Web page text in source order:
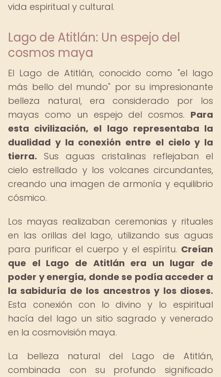
vida espiritual y cultural.
Lago de Atitlán: Un espejo del
cosmos maya
El Lago de Atitlán, conocido como "el lago
más bello del mundo" por su impresionante
belleza natural, era considerado por los
mayas como un espejo del cosmos. Para
esta civilización, el lago representaba la
dualidad y la conexión entre el cielo y la
tierra. Sus aguas cristalinas reflejaban el
cielo estrellado y los volcanes circundantes,
creando una imagen de armonía y equilibrio
cósmico.
Los mayas realizaban ceremonias y rituales
en las orillas del lago, utilizando sus aguas
para purificar el cuerpo y el espíritu. Creían
que el Lago de Atitlán era un lugar de
poder y energía, donde se podía acceder a
la sabiduría de los ancestros y los dioses.
Esta conexión con lo divino y lo espiritual
hacía del lago un sitio sagrado y venerado
en la cosmovisión maya.
La belleza natural del Lago de Atitlán,
combinada con su profundo significado